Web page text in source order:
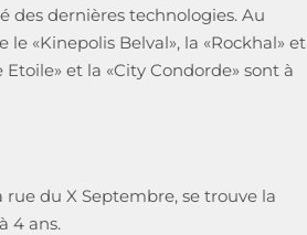
des dernières technologies. Au
«Kinepolis Belval», la «Rockhal» et
et la «City Condorde» sont à
du X Septembre, se trouve la
4 ans.